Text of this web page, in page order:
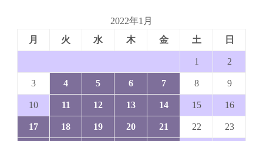
2022年1月
月
火 水 木 金 土 日
1 2
3 4 5 6 7 8 9
10 11 12 13 14 15 16
17 18 19 20 21 22 23